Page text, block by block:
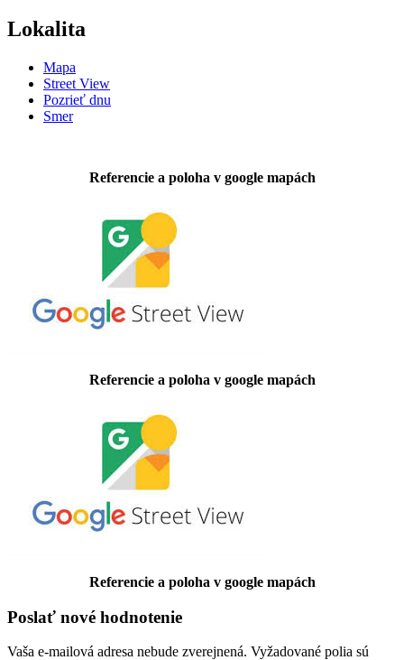
Lokalita
Mapa
Street View
Pozrieť dnu
Smer
Referencie a poloha v google mapách
Referencie a poloha v google mapách
Referencie a poloha v google mapách
Poslať nové hodnotenie
Vaša e-mailová adresa nebude zverejnená. Vyžadované polia sú